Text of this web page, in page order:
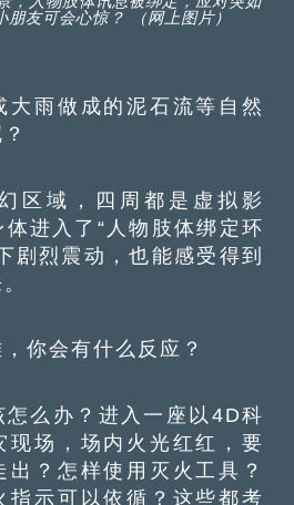
朋友可会心惊？ （网上图片）
雨做成的泥石流等自然
域，四周都是虚拟影
进入了“人物肢体绑定环
剧烈震动，也能感受得到
会有什么反应？
么办？进入一座以4D科
现场，场内火光红红，要
？怎样使用灭火工具？
指示可以依循？这些都考